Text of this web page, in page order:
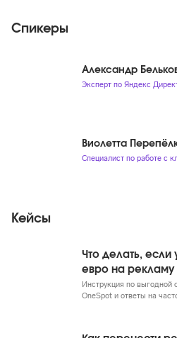
Спикеры
Александр
Эксперт по Яндекс
Виолетта
Специалист по работе с
Кейсы
Что делать, если
евро на рекламу
Инструкция по выгодной
OneSpot и ответы на